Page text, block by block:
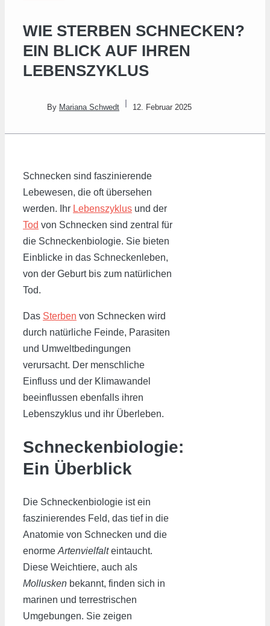
WIE STERBEN SCHNECKEN?
EIN BLICK AUF IHREN
LEBENSZYKLUS
By Mariana Schwedt 12. Februar 2025
Schnecken sind faszinierende
Lebewesen, die oft übersehen
werden. Ihr Lebenszyklus und der
Tod von Schnecken sind zentral für
die Schneckenbiologie. Sie bieten
Einblicke in das Schneckenleben,
von der Geburt bis zum natürlichen
Tod.
Das Sterben von Schnecken wird
durch natürliche Feinde, Parasiten
und Umweltbedingungen
verursacht. Der menschliche
Einfluss und der Klimawandel
beeinflussen ebenfalls ihren
Lebenszyklus und ihr Überleben.
Schneckenbiologie:
Ein Überblick
Die Schneckenbiologie ist ein
faszinierendes Feld, das tief in die
Anatomie von Schnecken und die
enorme Artenvielfalteintaucht.
Diese Weichtiere, auch als
Mollusken bekannt, finden sich in
marinen und terrestrischen
Umgebungen. Sie zeigen